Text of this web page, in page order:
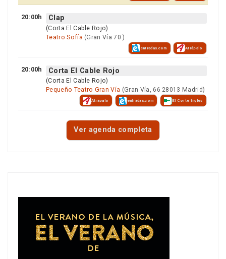
20:00h Clap
(Corta El Cable Rojo)
Teatro Sofía (Gran Vía 70 )
entradas.com Atrápalo
20:00h Corta El Cable Rojo
(Corta El Cable Rojo)
Pequeño Teatro Gran Vía (Gran Vía, 66 28013 Madrid)
Atrápalo entradas.com El Corte Inglés
Ver agenda completa